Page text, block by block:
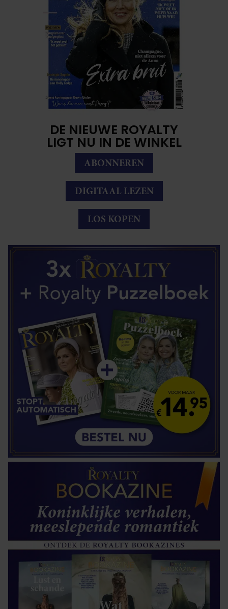
DE NIEUWE ROYALTY
LIGT NU IN DE WINKEL
ABONNEREN
DIGITAAL LEZEN
LOS KOPEN